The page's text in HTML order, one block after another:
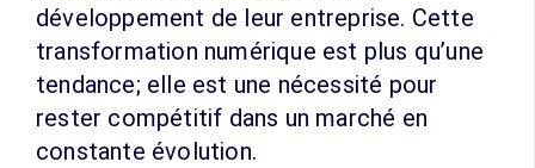
développement de leur entreprise. Cette
transformation numérique est plus qu’une
tendance; elle est une nécessité pour
rester compétitif dans un marché en
constante évolution.